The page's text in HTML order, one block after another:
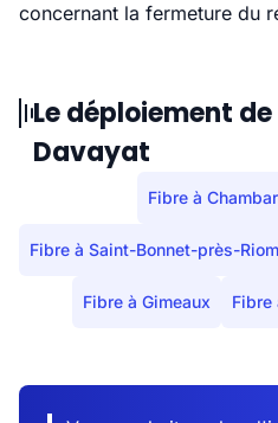
concernant la fermeture du
Le déploiement
Davayat
Fibre à
Fibre à Saint-Bonnet-près-Riom
Fibre à Gimeaux Fibre